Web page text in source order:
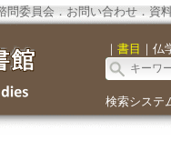
問委員会． お問い合わせ． 資
｜ 書目 ｜ 仏
検索システ